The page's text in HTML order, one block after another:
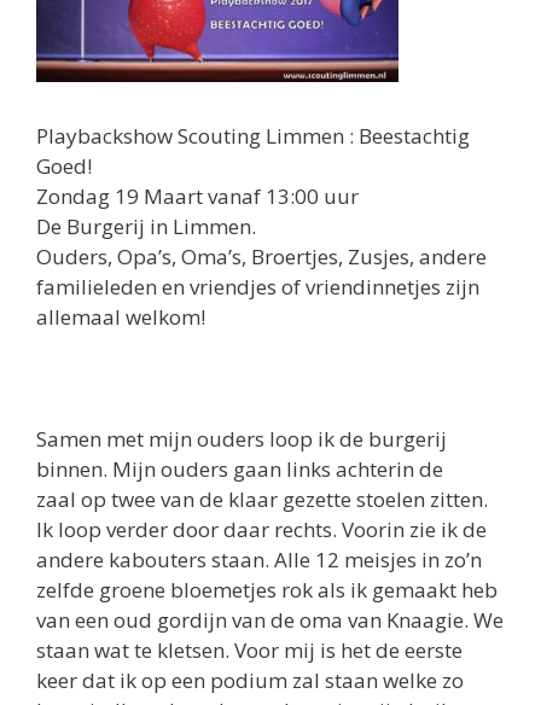
Playbackshow Scouting Limmen : Beestachtig
Goed!
Zondag 19 Maart vanaf 13:00 uur
De Burgerij in Limmen.
Ouders, Opa’s, Oma’s, Broertjes, Zusjes, andere
familieleden en vriendjes of vriendinnetjes zijn
allemaal welkom!
Samen met mijn ouders loop ik de burgerij
binnen. Mijn ouders gaan links achterin de
zaal op twee van de klaar gezette stoelen zitten.
Ik loop verder door daar rechts. Voorin zie ik de
andere kabouters staan. Alle 12 meisjes in zo’n
zelfde groene bloemetjes rok als ik gemaakt heb
van een oud gordijn van de oma van Knaagie. We
staan wat te kletsen. Voor mij is het de eerste
keer dat ik op een podium zal staan welke zo